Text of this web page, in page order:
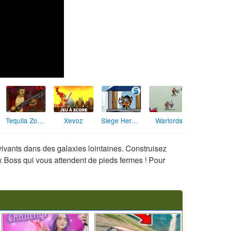
Tequila Zombies Xevoz Siege Hero : Viking Vengeance Warlords
dans des galaxies lointaines. Construisez
qui vous attendent de pieds fermes ! Pour